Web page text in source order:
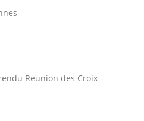
Reunion des Croix –